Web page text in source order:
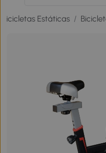
Bicicletas Estáticas /